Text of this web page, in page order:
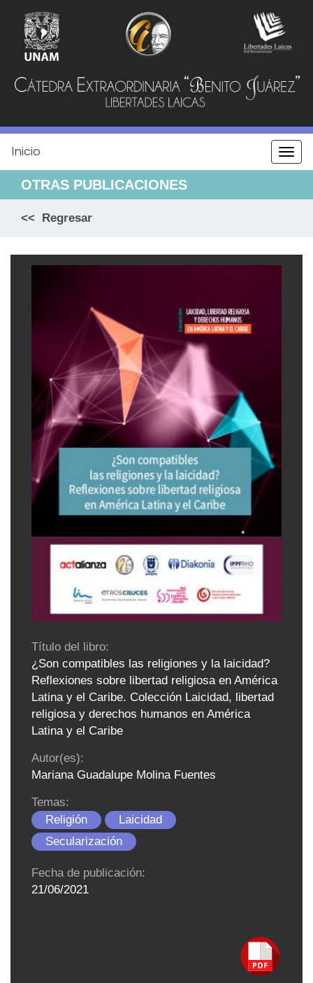
navigation
Inicio
OTRAS PUBLICACIONES
<< Regresar
Título del libro:
¿Son compatibles las religiones y la laicidad?
Reflexiones sobre libertad religiosa en América
Latina y el Caribe. Colección Laicidad, libertad
religiosa y derechos humanos en América
Latina y el Caribe
Autor(es):
Mariana Guadalupe Molina Fuentes
Temas:
Religión
Laicidad
Secularización
Fecha de publicación:
21/06/2021